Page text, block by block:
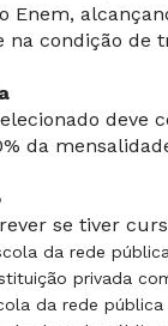
Enem,
na condição de
deve
da
se tiver
da rede
privada
da rede